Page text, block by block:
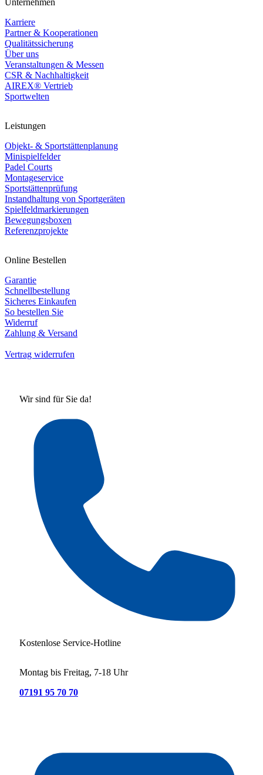
Unternehmen
Karriere
Partner & Kooperationen
Qualitätssicherung
Über uns
Veranstaltungen & Messen
CSR & Nachhaltigkeit
AIREX® Vertrieb
Sportwelten
Leistungen
Objekt- & Sportstättenplanung
Minispielfelder
Padel Courts
Montageservice
Sportstättenprüfung
Instandhaltung von Sportgeräten
Spielfeldmarkierungen
Bewegungsboxen
Referenzprojekte
Online Bestellen
Garantie
Schnellbestellung
Sicheres Einkaufen
So bestellen Sie
Widerruf
Zahlung & Versand
Vertrag widerrufen
Wir sind für Sie da!
Kostenlose Service-Hotline
Montag bis Freitag, 7-18 Uhr
07191 95 70 70